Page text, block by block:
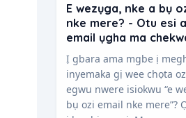
E wezụga, nke a bụ
nke mere? - Otu esi
email ụgha ma
Ị gbara ama mgbe ị
inyemaka gị wee chọta
egwu nwere isiokwu “e
bụ ozi email nke mere”?